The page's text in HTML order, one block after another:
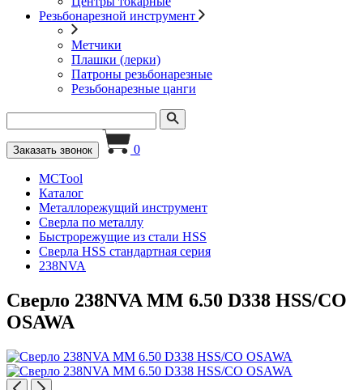
Резьбонарезной инструмент
Метчики
Плашки (лерки)
Патроны резьбонарезные
Резьбонарезные цанги
Заказать звонок 0
MCTool
Каталог
Металлорежущий инструмент
Сверла по металлу
Быстрорежущие из стали HSS
Сверла HSS стандартная серия
238NVA
Сверло 238NVA MM 6.50 D338 HSS/CO
OSAWA